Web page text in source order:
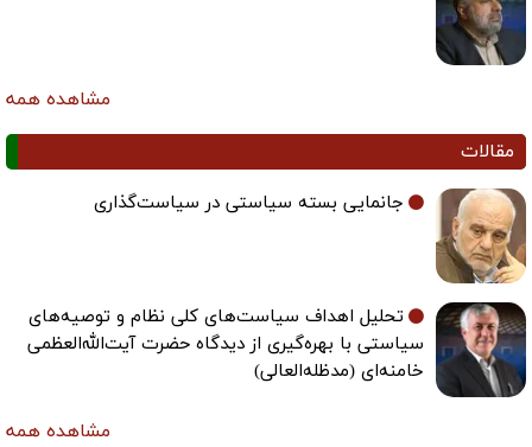
مشاهده همه
مقالات
جانمایی بسته سیاستی در سیاست‌گذاری
تحلیل اهداف سیاست‌های کلی نظام و توصیه‌های
سیاستی با بهره‌گیری از دیدگاه حضرت آیت‌الله‌العظمی
خامنه‌ای (مدظله‌العالی)
مشاهده همه